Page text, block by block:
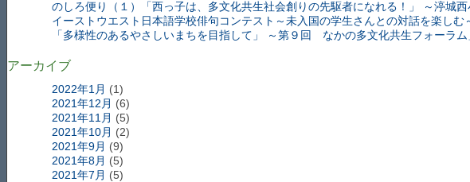
のしろ便り（１）「西っ子は、多文化共生社会創りの先駆者になれる！」 ～渟城
イーストウエスト日本語学校俳句コンテスト～未入国の学生さんとの対話を楽しむ
「多様性のあるやさしいまちを目指して」 ～第９回 なかの多文化共生フォーラム
アーカイブ
2022年1月 (1)
2021年12月 (6)
2021年11月 (5)
2021年10月 (2)
2021年9月 (9)
2021年8月 (5)
2021年7月 (5)